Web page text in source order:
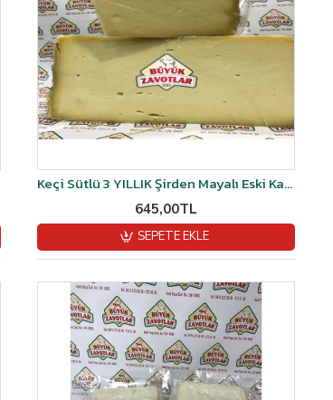
Keçi Sütlü 3 YILLIK Şirden Mayalı Eski Kaşar Peyniri Vakumlu 1 kg
645,00TL
SEPETE EKLE